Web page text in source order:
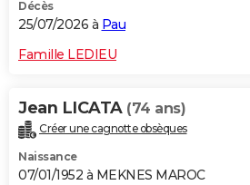
Décès
25/07/2026 à Pau
Famille LEDIEU
Jean LICATA (74 ans)
Créer une cagnotte obsèques
Naissance
07/01/1952 à MEKNES MAROC